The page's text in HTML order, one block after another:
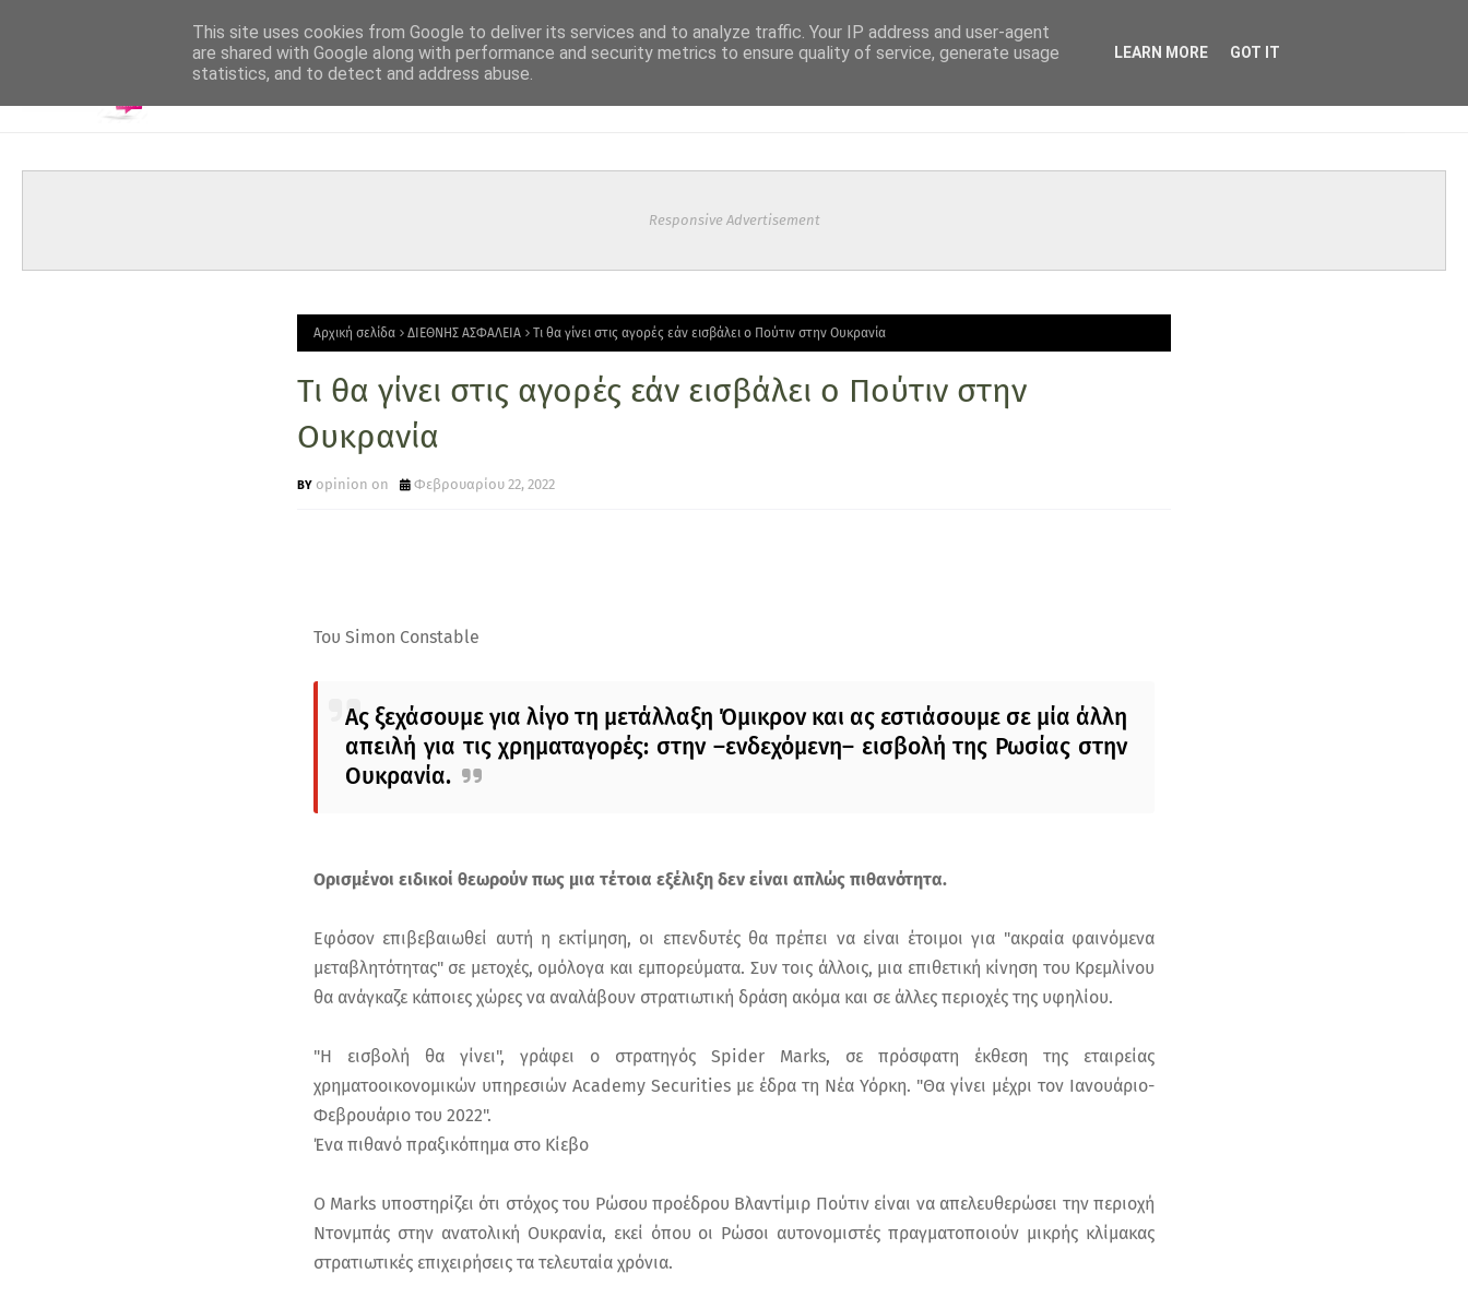
Responsive Advertisement
Αρχική σελίδα ΔΙΕΘΝΗΣ ΑΣΦΑΛΕΙΑ Τι θα γίνει στις αγορές εάν εισβάλει ο Πούτιν στην Ουκρανία
Τι θα γίνει στις αγορές εάν εισβάλει ο Πούτιν στην
Ουκρανία
opinion on Φεβρουαρίου 22, 2022
Του Simon Constable
Ας ξεχάσουμε για λίγο τη μετάλλαξη Όμικρον και ας εστιάσουμε σε μία άλλη
απειλή για τις χρηματαγορές: στην –ενδεχόμενη– εισβολή της Ρωσίας στην
Ουκρανία.
Ορισμένοι ειδικοί θεωρούν πως μια τέτοια εξέλιξη δεν είναι απλώς πιθανότητα.
Εφόσον επιβεβαιωθεί αυτή η εκτίμηση, οι επενδυτές θα πρέπει να είναι έτοιμοι για "ακραία φαινόμενα
μεταβλητότητας" σε μετοχές, ομόλογα και εμπορεύματα. Συν τοις άλλοις, μια επιθετική κίνηση του Κρεμλίνου
θα ανάγκαζε κάποιες χώρες να αναλάβουν στρατιωτική δράση ακόμα και σε άλλες περιοχές της υφηλίου.
"Η εισβολή θα γίνει", γράφει ο στρατηγός Spider Marks, σε πρόσφατη έκθεση της εταιρείας
χρηματοοικονομικών υπηρεσιών Academy Securities με έδρα τη Νέα Υόρκη. "Θα γίνει μέχρι τον Ιανουάριο-
Φεβρουάριο του 2022".
Ένα πιθανό πραξικόπημα στο Κίεβο
Ο Marks υποστηρίζει ότι στόχος του Ρώσου προέδρου Βλαντίμιρ Πούτιν είναι να απελευθερώσει την περιοχή
Ντονμπάς στην ανατολική Ουκρανία, εκεί όπου οι Ρώσοι αυτονομιστές πραγματοποιούν μικρής κλίμακας
στρατιωτικές επιχειρήσεις τα τελευταία χρόνια.
This site uses cookies from Google to deliver its services and to analyze traffic. Your IP address and user-agent
are shared with Google along with performance and security metrics to ensure quality of service, generate usage
statistics, and to detect and address abuse.
LEARN MORE GOT IT